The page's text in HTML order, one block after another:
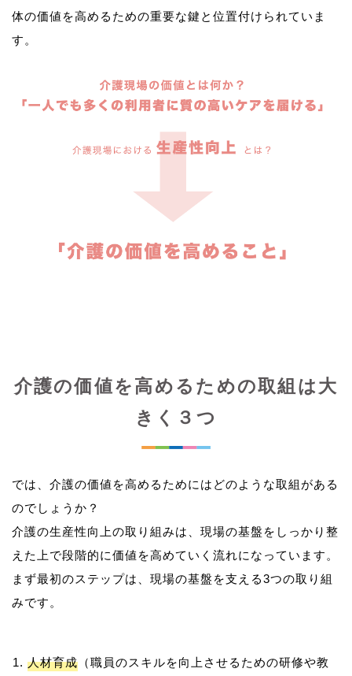
体の価値を高めるための重要な鍵と位置付けられていま
介護の価値を高めるための取組は大
きく３つ
では、介護の価値を高めるためにはどのような取組がある
のでしょうか？
介護の生産性向上の取り組みは、現場の基盤をしっかり整
えた上で段階的に価値を高めていく流れになっています。
まず最初のステップは、現場の基盤を支える3つの取り組
人材育成 （職員のスキルを向上させるための研修や教